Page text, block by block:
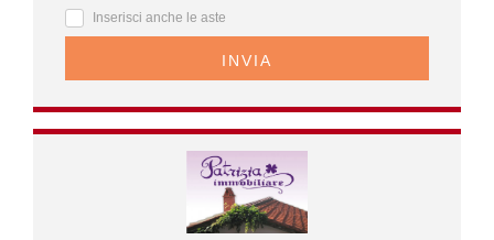
Inserisci anche le aste
INVIA